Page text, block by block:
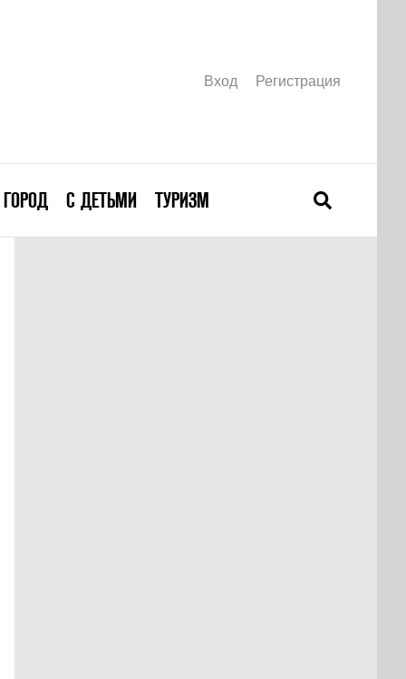
Вход Регистрация
ГОРОД С ДЕТЬМИ ТУРИЗМ